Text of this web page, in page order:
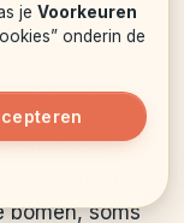
in het park
zijn de
volgeboekt.
Zaino, zijn er
en hostels.
bomen, soms
je Voorkeuren
onderin de